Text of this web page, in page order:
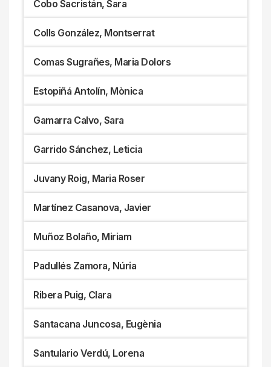
Cobo Sacristán, Sara
Colls González, Montserrat
Comas Sugrañes, Maria Dolors
Estopiñá Antolín, Mònica
Gamarra Calvo, Sara
Garrido Sánchez, Leticia
Juvany Roig, Maria Roser
Martínez Casanova, Javier
Muñoz Bolaño, Miriam
Padullés Zamora, Núria
Ribera Puig, Clara
Santacana Juncosa, Eugènia
Santulario Verdú, Lorena